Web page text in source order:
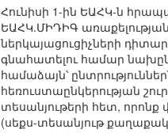
Հունիսի 1-ին ԵԱՀԿ-ն
ԵԱՀԿ.ՄԻԴԻԳ
ներկայացուցիչների
գնահատելու համար
համաձայն՝
հեռուստաընկերության
տեսանյութերի հետ, որոնք
(սեքս-տեսանյութ